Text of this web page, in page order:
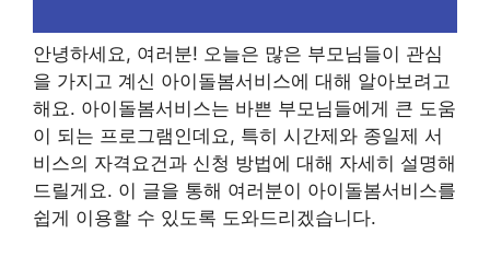
안녕하세요, 여러분! 오늘은 많은 부모님들이 관심
을 가지고 계신 아이돌봄서비스에 대해 알아보려고
해요. 아이돌봄서비스는 바쁜 부모님들에게 큰 도움
이 되는 프로그램인데요, 특히 시간제와 종일제 서
비스의 자격요건과 신청 방법에 대해 자세히 설명해
드릴게요. 이 글을 통해 여러분이 아이돌봄서비스를
쉽게 이용할 수 있도록 도와드리겠습니다.